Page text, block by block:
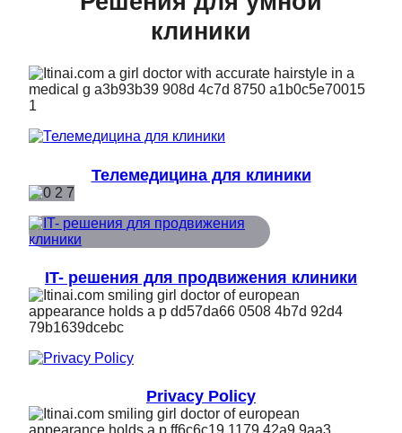
клиники
Телемедицина для клиники
IT- решения для продвижения клиники
Privacy Policy